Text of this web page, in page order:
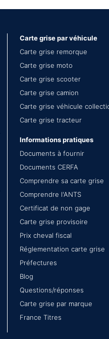
Carte grise par véhicule
Carte grise remorque
Carte grise moto
Carte grise scooter
Carte grise camion
Carte grise véhicule
Carte grise tracteur
Informations pratiques
Documents à fournir
Documents CERFA
Comprendre sa carte grise
Comprendre l'ANTS
Certificat de non gage
Carte grise provisoire
Prix cheval fiscal
Réglementation carte grise
Préfectures
Blog
Questions/réponses
Carte grise par marque
France Titres